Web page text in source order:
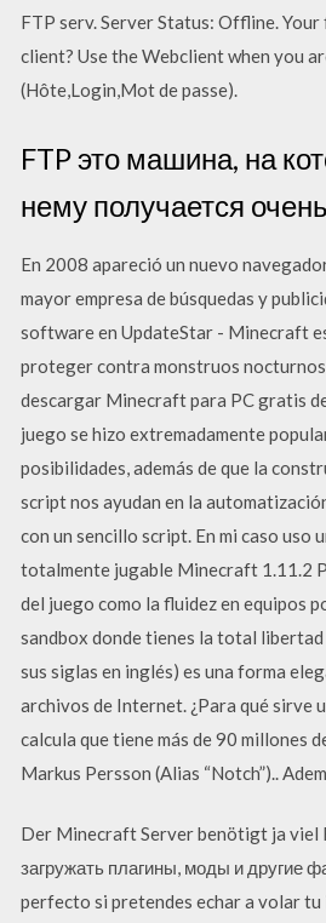
FTP serv. Server Status: Offline.
client? Use the Webclient when you
(Hôte,Login,Mot de passe).
FTP это машина, на
нему получается
En 2008 apareció un nuevo
mayor empresa de búsquedas y
software en UpdateStar - Minecraft
proteger contra monstruos
descargar Minecraft para PC gratis
juego se hizo extremadamente
posibilidades, además de que la
script nos ayudan en la
con un sencillo script. En mi caso uso
totalmente jugable Minecraft 1.11.2
del juego como la fluidez en equipos
sandbox donde tienes la total
sus siglas en inglés) es una forma
archivos de Internet. ¿Para qué sirve
calcula que tiene más de 90 millones
Markus Persson (Alias “Notch”)..
Der Minecraft Server benötigt ja viel
загружать плагины, моды и другие
perfecto si pretendes echar a volar